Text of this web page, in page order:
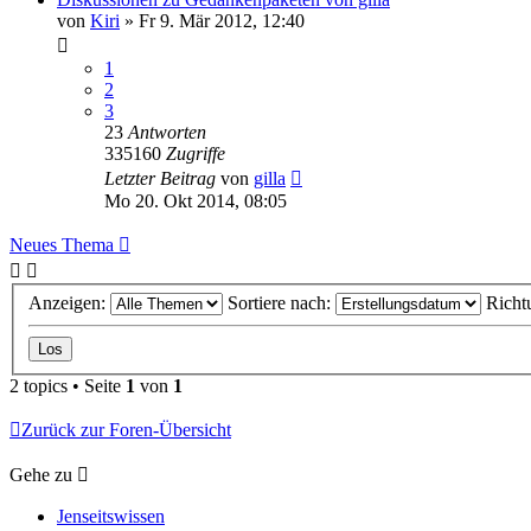
von Kiri » Fr 9. Mär 2012, 12:40
1
2
3
23Antworten
335160 Zugriffe
Letzter Beitrag von gilla
Mo 20. Okt 2014, 08:05
Neues Thema
Anzeigen: Sortiere nach:
2 topics • Seite 1 von 1
Zurück zur Foren-Übersicht
Gehe zu
Jenseitswissen